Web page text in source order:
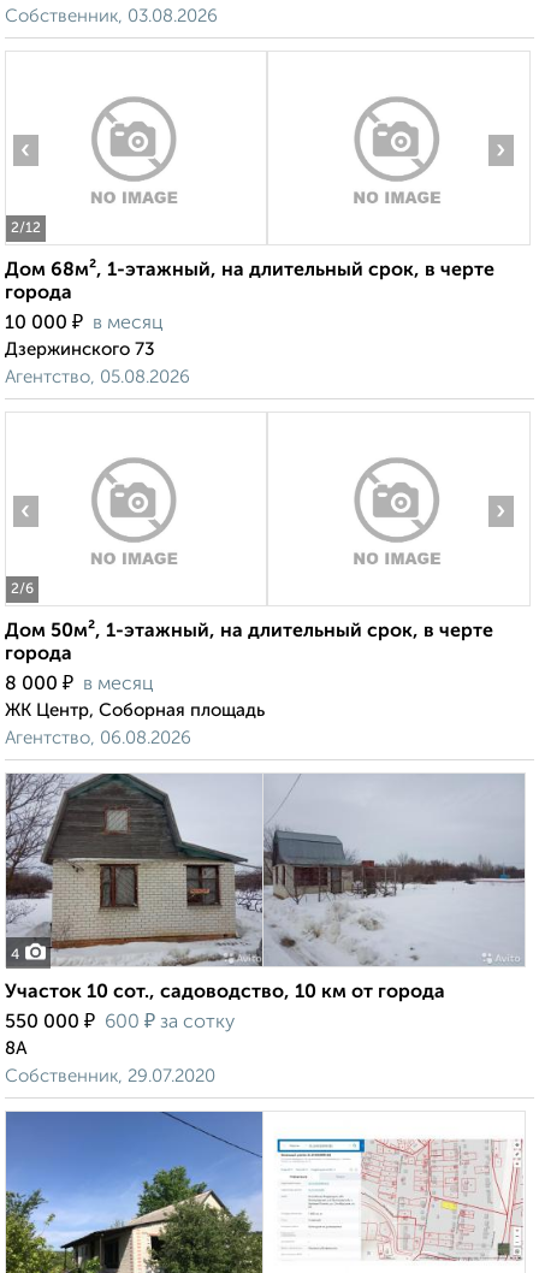
Собственник, 03.08.2026
2/12
‹ ›
Дом 68м², 1-этажный, на длительный срок, в черте
города
10 000 ₽ в месяц
Дзержинского 73
Агентство, 05.08.2026
2/6
‹ ›
Дом 50м², 1-этажный, на длительный срок, в черте
города
8 000 ₽ в месяц
ЖК Центр, Соборная площадь
Агентство, 06.08.2026
4
Участок 10 сот., садоводство, 10 км от города
550 000 ₽ 600 ₽ за сотку
8А
Собственник, 29.07.2020